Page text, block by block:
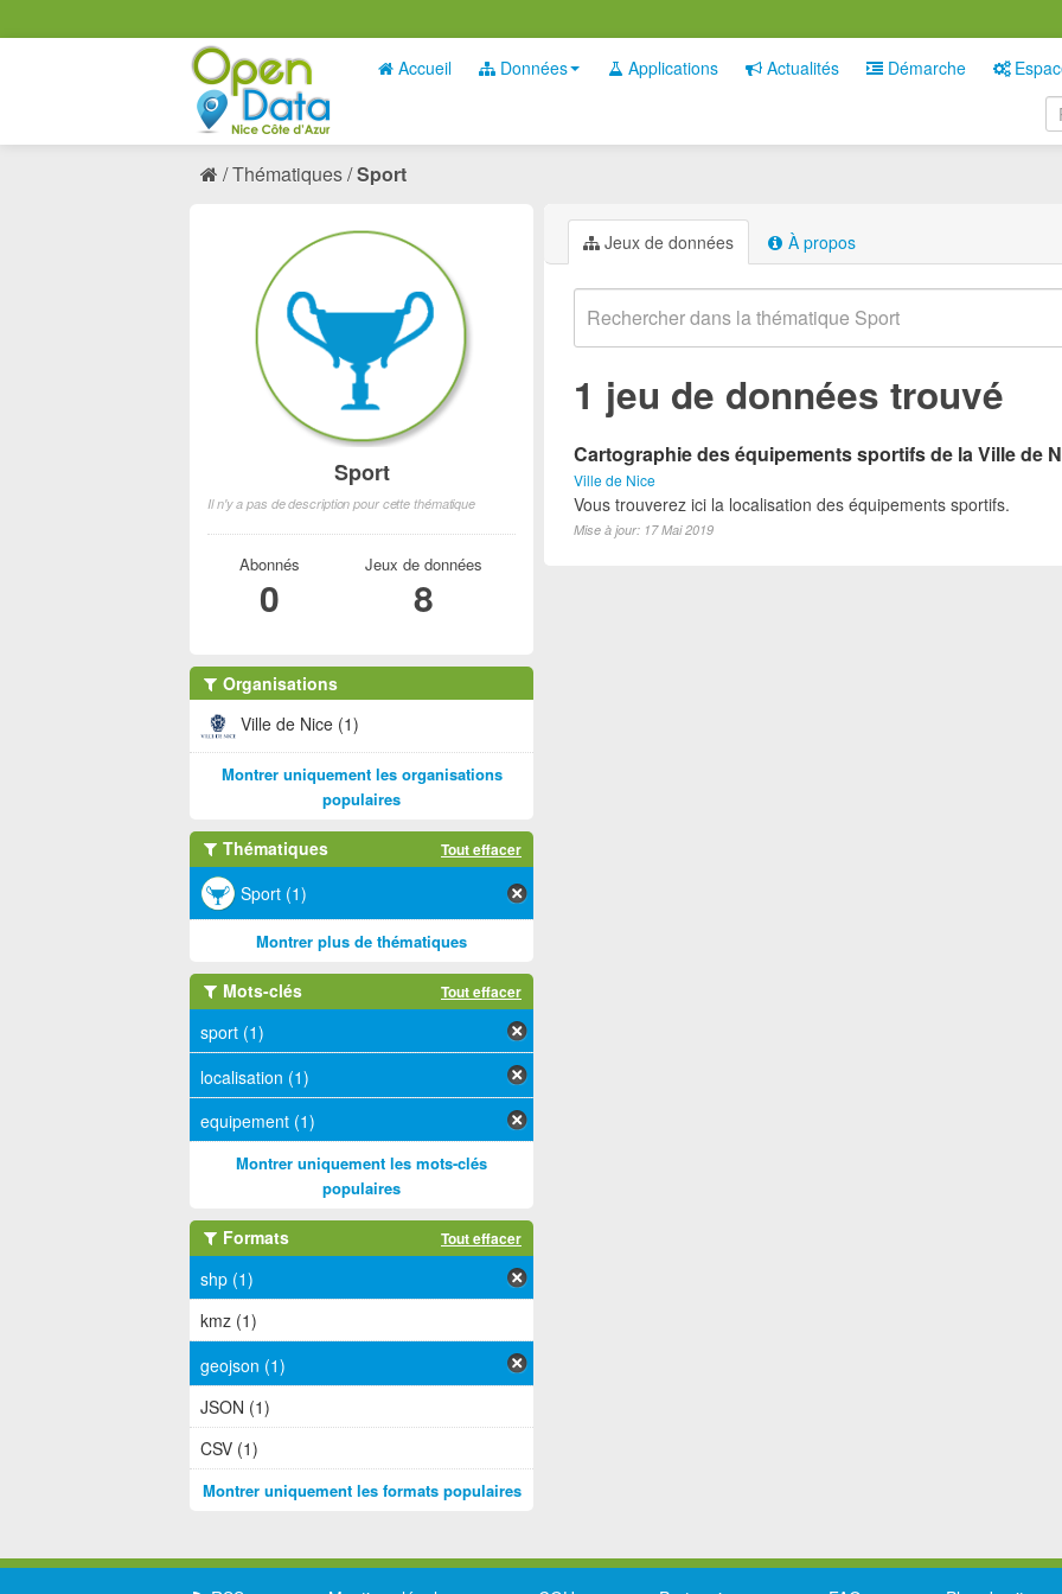
Accueil Données Applications Actualités Démarche
Thématiques Sport
Jeux de données À propos
1 jeu de données trouvé
Cartographie des équipements sportifs de la Ville de
Ville de Nice
Vous trouverez ici la localisation des équipements sportifs.
Mise à jour: 17 Mai 2019
Sport
Il n'y a pas de description pour cette thématique
Abonnés
0
Jeux de données
8
Organisations
Ville de Nice (1)
Montrer uniquement les organisations
populaires
Thématiques Tout effacer
Sport (1)
Montrer plus de thématiques
Mots-clés Tout effacer
sport (1)
localisation (1)
equipement (1)
Montrer uniquement les mots-clés
populaires
Formats Tout effacer
shp (1)
kmz (1)
geojson (1)
JSON (1)
CSV (1)
Montrer uniquement les formats populaires